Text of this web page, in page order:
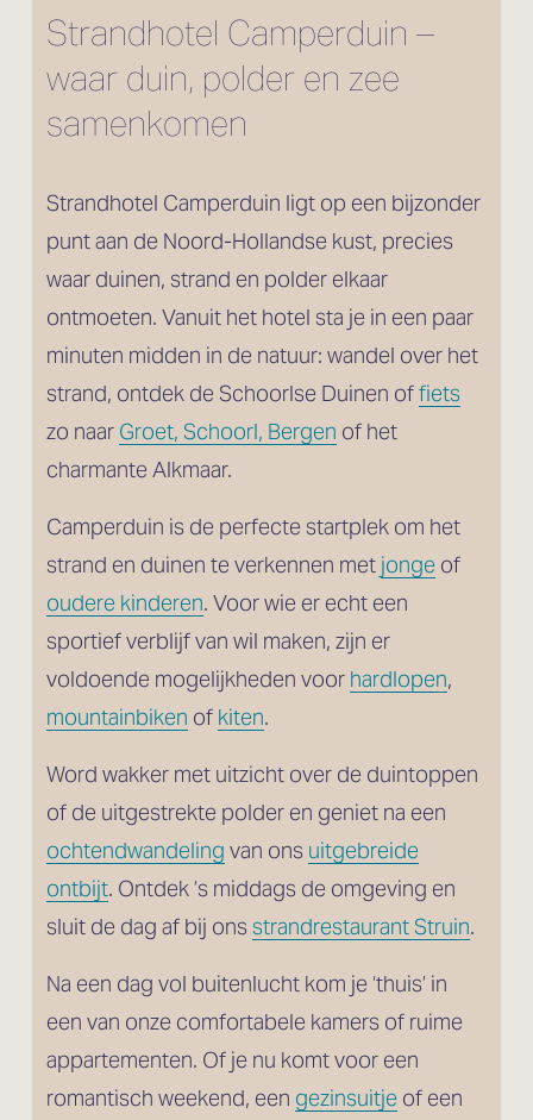
Strandhotel Camperduin –
waar duin, polder en zee
samenkomen
Strandhotel Camperduin ligt op een bijzonder
punt aan de Noord-Hollandse kust, precies
waar duinen, strand en polder elkaar
ontmoeten. Vanuit het hotel sta je in een paar
minuten midden in de natuur: wandel over het
strand, ontdek de Schoorlse Duinen of fiets
zo naar Groet, Schoorl, Bergen of het
charmante Alkmaar.
Camperduin is de perfecte startplek om het
strand en duinen te verkennen met jonge of
oudere kinderen. Voor wie er echt een
sportief verblijf van wil maken, zijn er
voldoende mogelijkheden voor hardlopen
mountainbiken of kiten.
Word wakker met uitzicht over de duintoppen
ochtendwandeling van ons uitgebreide
ontbijt. Ontdek ’s middags de omgeving en
sluit de dag af bij ons strandrestaurant Struin.
Na een dag vol buitenlucht kom je ‘thuis’ in
een van onze comfortabele kamers of ruime
appartementen. Of je nu komt voor een
romantisch weekend, een gezinsuitje of een